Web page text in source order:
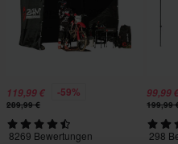
119,99 € -59%
289,99 €
8269 Bewertungen
99,99
199,99
298